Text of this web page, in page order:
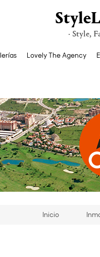
· Style,
Lovely The Agency
Inicio